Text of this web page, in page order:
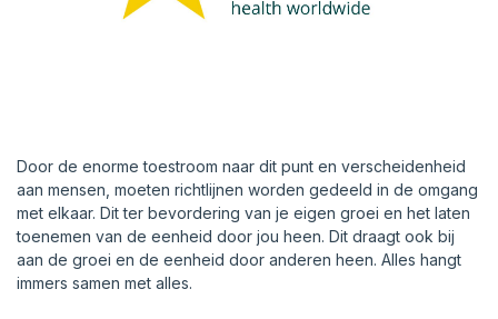
Door de enorme toestroom naar dit punt en verscheidenheid
aan mensen, moeten richtlijnen worden gedeeld in de omgang
met elkaar. Dit ter bevordering van je eigen groei en het laten
toenemen van de eenheid door jou heen. Dit draagt ook bij
aan de groei en de eenheid door anderen heen. Alles hangt
immers samen met alles.